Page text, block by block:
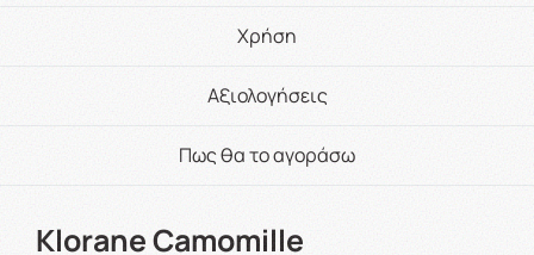
Χρήση
Αξιολογήσεις
Πως θα το αγοράσω
Klorane Camomille